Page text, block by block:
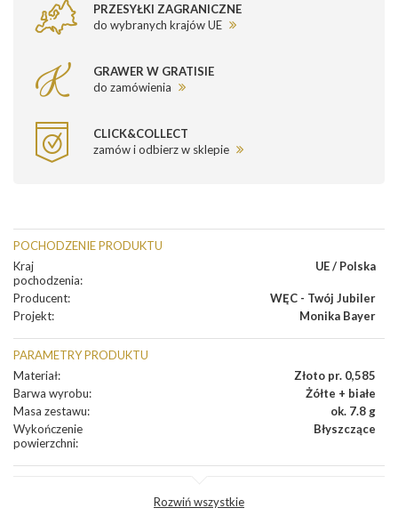
PRZESYŁKI ZAGRANICZNE
do wybranych krajów UE
GRAWER W GRATISIE
do zamówienia
CLICK&COLLECT
zamów i odbierz w sklepie
POCHODZENIE PRODUKTU
Kraj
pochodzenia:
UE / Polska
Producent:
WĘC - Twój Jubiler
Projekt: Monika Bayer
PARAMETRY PRODUKTU
Materiał:
Złoto pr. 0,585
Barwa wyrobu:
Żółte + białe
Masa zestawu:
ok. 7.8 g
Wykończenie
powierzchni:
Błyszczące
Rozwiń wszystkie